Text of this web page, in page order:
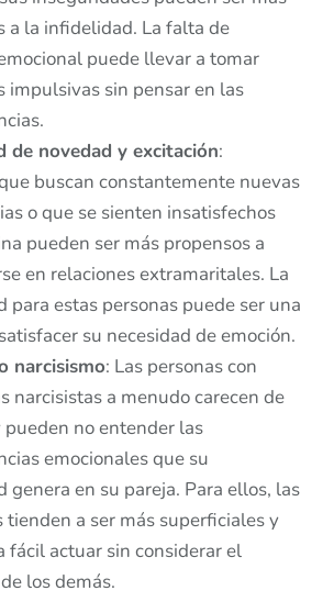
a la infidelidad. La falta de
puede llevar a tomar
impulsivas sin pensar en las
de novedad y excitación:
buscan constantemente nuevas
o que se sienten insatisfechos
pueden ser más propensos a
en relaciones extramaritales. La
para estas personas puede ser una
su necesidad de emoción.
narcisismo: Las personas con
narcisistas a menudo carecen de
no entender las
emocionales que su
genera en su pareja. Para ellos, las
tienden a ser más superficiales y
fácil actuar sin considerar el
los demás.